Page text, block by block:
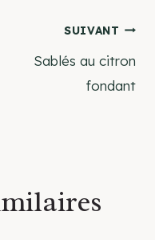
SUIVANT
Sablés au citron
fondant